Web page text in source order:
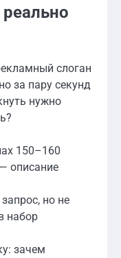
слоган
за пару секунд
нужно
150–160
описание
но не
набор
зачем